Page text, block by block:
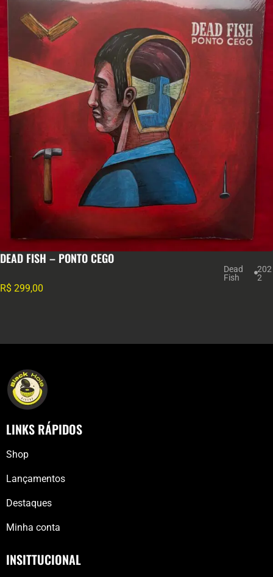
DEAD FISH – PONTO CEGO
Dead
Fish
202
2
R$ 299,00
LINKS RÁPIDOS
Shop
Lançamentos
Destaques
Minha conta
INSITTUCIONAL